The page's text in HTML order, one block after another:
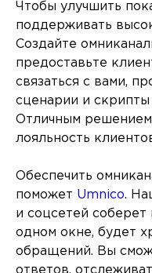
Чтобы улучшить
поддерживать
Создайте
предоставьте
связаться с вами,
сценарии и
Отличным решением
лояльность
Обеспечить
поможет Umnico.
и соцсетей
одном окне, будет
обращений. Вы
ответов,